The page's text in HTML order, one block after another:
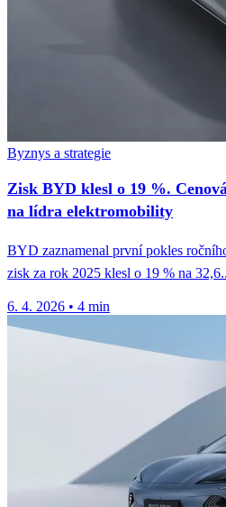
Byznys a strategie
Zisk BYD klesl o 19 %.
na lídra elektromobility
BYD zaznamenal první pokles
zisk za rok 2025 klesl o 19 % na
6. 4. 2026 • 4 min